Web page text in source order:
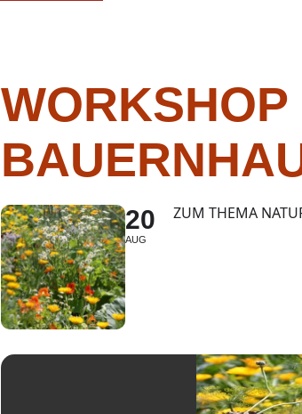
20
AUG
ZUM THEMA